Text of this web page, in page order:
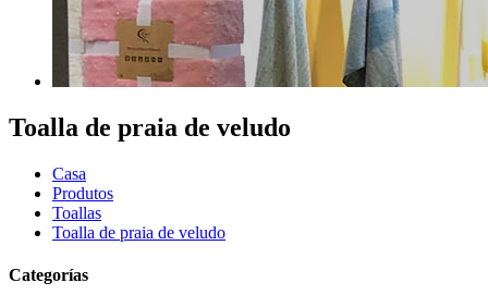
Toalla de praia de veludo
Casa
Produtos
Toallas
Toalla de praia de veludo
Categorías